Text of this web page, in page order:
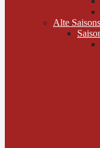
Alte Saisons